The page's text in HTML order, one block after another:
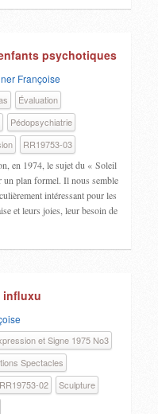
psychotiques
Françoise
Évaluation
Pédopsychiatrie
RR19753-03
en 1974, le sujet du « Soleil
un plan formel. Il nous semble
intéressant pour les
et leurs joies, leur besoin de
influxu
et Signe 1975 No3
Spectacles
RR19753-02
Sculpture